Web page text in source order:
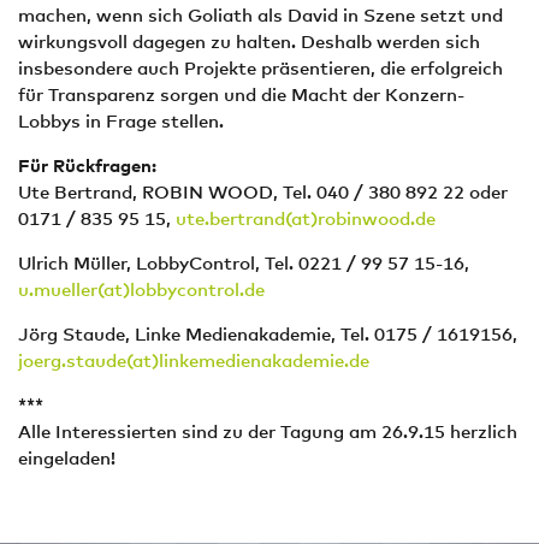
machen, wenn sich Goliath als David in Szene setzt und
wirkungsvoll dagegen zu halten. Deshalb werden sich
insbesondere auch Projekte präsentieren, die erfolgreich
für Transparenz sorgen und die Macht der Konzern-
Lobbys in Frage stellen.
Für Rückfragen:
Ute Bertrand, ROBIN WOOD, Tel. 040 / 380 892 22 oder
0171 / 835 95 15, ute.bertrand(at)robinwood.de
Ulrich Müller, LobbyControl, Tel. 0221 / 99 57 15-16,
u.mueller(at)lobbycontrol.de
Jörg Staude, Linke Medienakademie, Tel. 0175 / 1619156,
joerg.staude(at)linkemedienakademie.de
***
Alle Interessierten sind zu der Tagung am 26.9.15 herzlich
eingeladen!